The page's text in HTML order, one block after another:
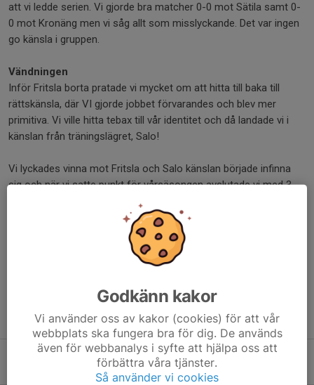
att vi ledde serien. Vi gjorde bra matcher 0-0 mot Sätila samt 0-
0 mot Kronäng men vi såg allt som misslyckande. Det var ingen
go känsla i gruppen.
Vändningen
Inför Fritsla borta pratade vi mycket om att hitta till baka till
rättskänsla, där VI gjorde jobbet förvarandes och blev mer
primitiva. Vi ville hitta tebax till vår identitet och då landade vi i
känslan från träningslägret, Salo!
Vi lyckades vinna mot Fritsla och Salo känslan började infinna
sig och när vi satte punkt för vårsäsongen avslutade vi med 3
raka segrar. Vi leder serien och är glada för det. Skall bli kul att
se vad som händer i höst, hoppas vi ses på hovet!
Tidigare nyheter
Referat T/V & Göta
10 maj 2025
Godkänn kakor
Vi använder oss av kakor (cookies) för att vår
webbplats ska fungera bra för dig. De används
även för webbanalys i syfte att hjälpa oss att
förbättra våra tjänster.
Så använder vi cookies